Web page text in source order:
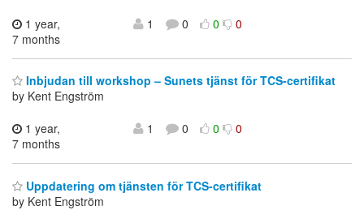
1 year,
7 months
1 0 0 0
Inbjudan till workshop – Sunets tjänst för TCS-certifikat
by Kent Engström
1 year,
7 months
1 0 0 0
Uppdatering om tjänsten för TCS-certifikat
by Kent Engström